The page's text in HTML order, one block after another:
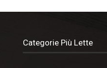
Categorie Più Lette